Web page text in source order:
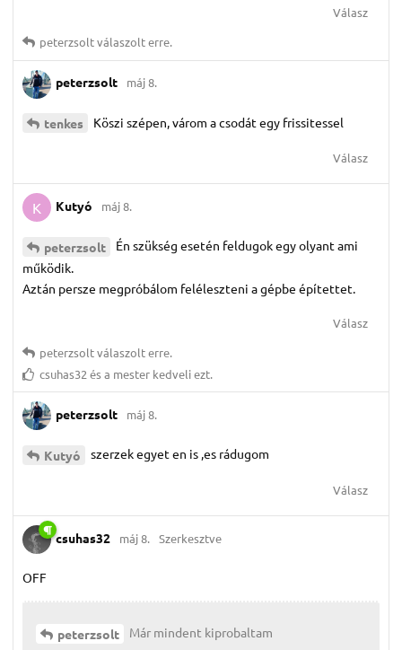
Válasz
peterzsoltválaszolt erre.
peterzsolt máj 8.
tenkes Köszi szépen, várom a csodát egy frissitessel
Válasz
K Kutyó máj 8.
peterzsolt
Én szükség esetén feldugok egy olyant ami
működik.
Aztán persze megpróbálom feléleszteni a gépbe építettet.
Válasz
peterzsoltválaszolt erre.
csuhas32 ésa mester kedveli ezt.
peterzsolt máj 8.
Kutyó szerzek egyet en is ,es rádugom
Válasz
csuhas32 máj 8. Szerkesztve
OFF
peterzsolt Már mindent kiprobaltam